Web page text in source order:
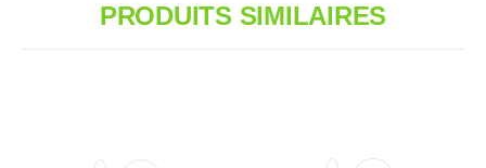
PRODUITS SIMILAIRES